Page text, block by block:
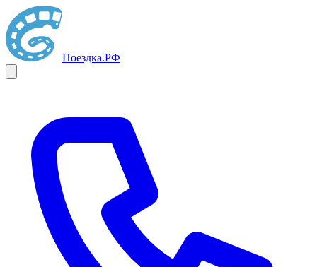
Поездка.РФ